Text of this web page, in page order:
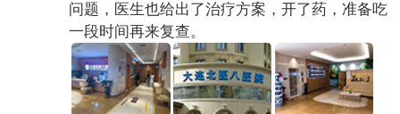
问题，医生也给出了治疗方案，开了药，准备吃
一段时间再来复查。